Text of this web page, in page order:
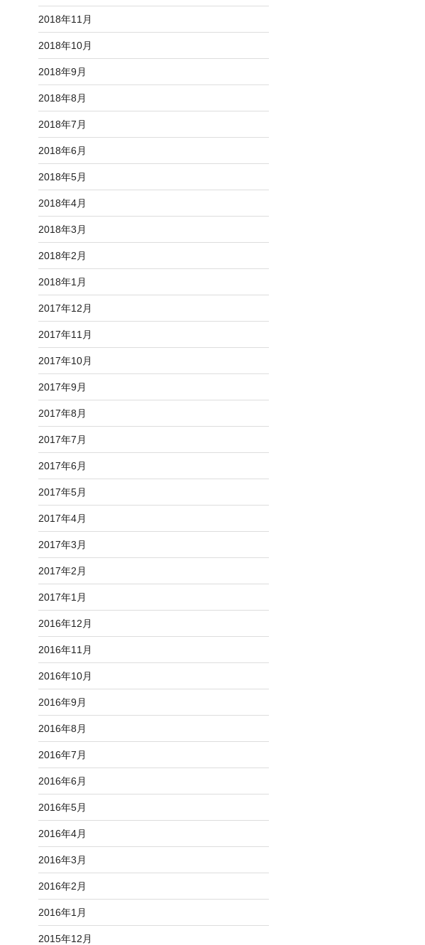
2018年11月
2018年10月
2018年9月
2018年8月
2018年7月
2018年6月
2018年5月
2018年4月
2018年3月
2018年2月
2018年1月
2017年12月
2017年11月
2017年10月
2017年9月
2017年8月
2017年7月
2017年6月
2017年5月
2017年4月
2017年3月
2017年2月
2017年1月
2016年12月
2016年11月
2016年10月
2016年9月
2016年8月
2016年7月
2016年6月
2016年5月
2016年4月
2016年3月
2016年2月
2016年1月
2015年12月